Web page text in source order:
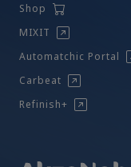
Shop
MIXIT
Automatchic Portal
Carbeat
Refinish+